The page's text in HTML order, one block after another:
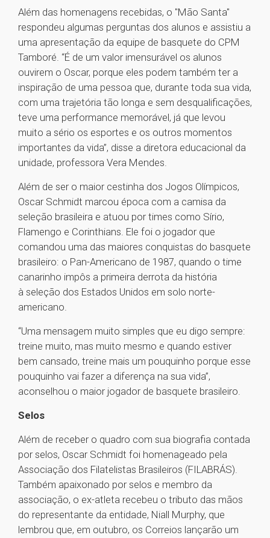
Além das homenagens recebidas, o "Mão Santa"
respondeu algumas perguntas dos alunos e assistiu a
uma apresentação da equipe de basquete do CPM
Tamboré. “É de um valor imensurável os alunos
ouvirem o Oscar, porque eles podem também ter a
inspiração de uma pessoa que, durante toda sua vida,
com uma trajetória tão longa e sem desqualificações,
teve uma performance memorável, já que levou
muito a sério os esportes e os outros momentos
importantes da vida”, disse a diretora educacional da
unidade, professora Vera Mendes.
Além de ser o maior cestinha dos Jogos Olímpicos,
Oscar Schmidt marcou época com a camisa da
seleção brasileira e atuou por times como Sírio,
Flamengo e Corinthians. Ele foi o jogador que
comandou uma das maiores conquistas do basquete
brasileiro: o Pan-Americano de 1987, quando o time
canarinho impôs a primeira derrota da história
à seleção dos Estados Unidos em solo norte-
americano.
“Uma mensagem muito simples que eu digo sempre:
treine muito, mas muito mesmo e quando estiver
bem cansado, treine mais um pouquinho porque esse
pouquinho vai fazer a diferença na sua vida”,
aconselhou o maior jogador de basquete brasileiro.
Selos
Além de receber o quadro com sua biografia contada
por selos, Oscar Schmidt foi homenageado pela
Associação dos Filatelistas Brasileiros (FILABRÁS).
Também apaixonado por selos e membro da
associação, o ex-atleta recebeu o tributo das mãos
do representante da entidade, Niall Murphy, que
lembrou que, em outubro, os Correios lançarão um